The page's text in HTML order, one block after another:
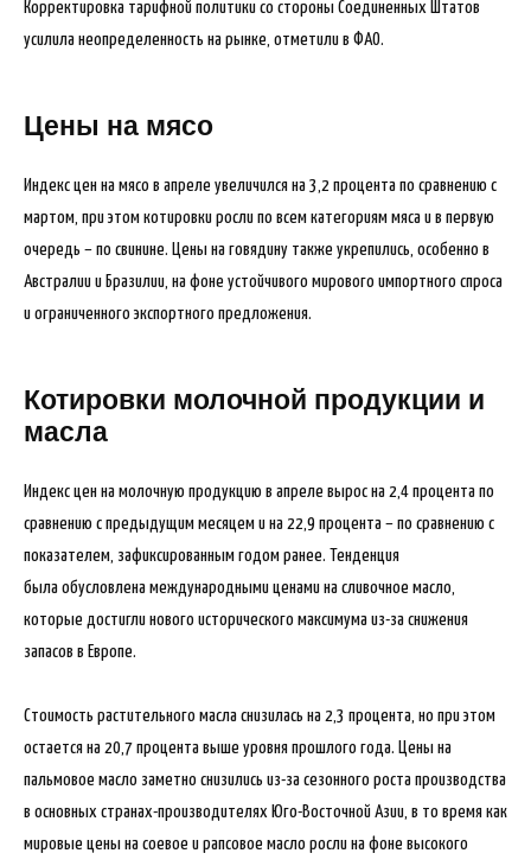
Корректировка тарифной политики со стороны Соединенных Штатов
усилила неопределенность на рынке, отметили в ФАО.
Цены на мясо
Индекс цен на мясо в апреле увеличился на 3,2 процента по сравнению с
мартом, при этом котировки росли по всем категориям мяса и в первую
очередь – по свинине. Цены на говядину также укрепились, особенно в
Австралии и Бразилии, на фоне устойчивого мирового импортного спроса
и ограниченного экспортного предложения.
Котировки молочной продукции и
масла
Индекс цен на молочную продукцию в апреле вырос на 2,4 процента по
сравнению с предыдущим месяцем и на 22,9 процента – по сравнению с
показателем, зафиксированным годом ранее. Тенденция
была обусловлена международными ценами на сливочное масло,
которые достигли нового исторического максимума из-за снижения
запасов в Европе.
Стоимость растительного масла снизилась на 2,3 процента, но при этом
остается на 20,7 процента выше уровня прошлого года. Цены на
пальмовое масло заметно снизились из-за сезонного роста производства
в основных странах-производителях Юго-Восточной Азии, в то время как
мировые цены на соевое и рапсовое масло росли на фоне высокого